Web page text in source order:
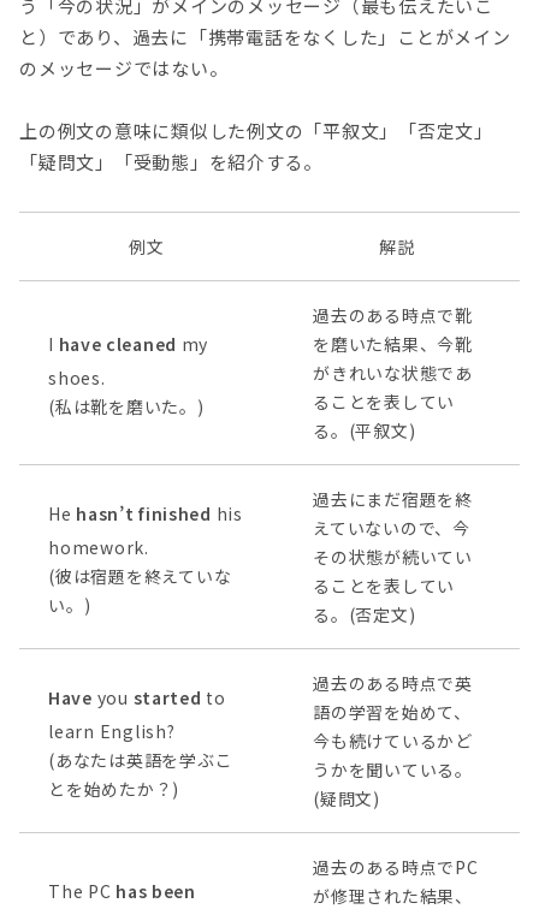
う「今の状況」がメインのメッセージ（最も伝えたいこ
と）であり、過去に「携帯電話をなくした」ことがメイン
のメッセージではない。
上の例文の意味に類似した例文の「平叙文」「否定文」
「疑問文」「受動態」を紹介する。
例文 解説
I have cleaned my
shoes.
(私は靴を磨いた。)
過去のある時点で靴
を磨いた結果、今靴
がきれいな状態であ
ることを表してい
る。(平叙文)
He hasn’t finished his
homework.
(彼は宿題を終えていな
い。)
過去にまだ宿題を終
えていないので、今
その状態が続いてい
ることを表してい
る。(否定文)
Have you started to
learn English?
(あなたは英語を学ぶこ
とを始めたか？)
過去のある時点で英
語の学習を始めて、
今も続けているかど
うかを聞いている。
(疑問文)
The PC has been
過去のある時点でPC
が修理された結果、